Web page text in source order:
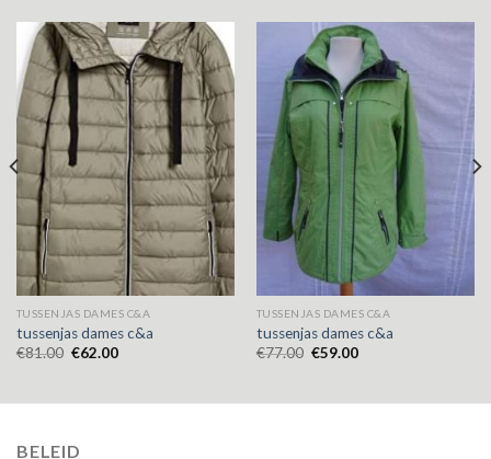
TUSSENJAS DAMES C&A
tussenjas dames c&a
€81.00 €62.00
TUSSENJAS DAMES C&A
tussenjas dames c&a
€77.00 €59.00
BELEID